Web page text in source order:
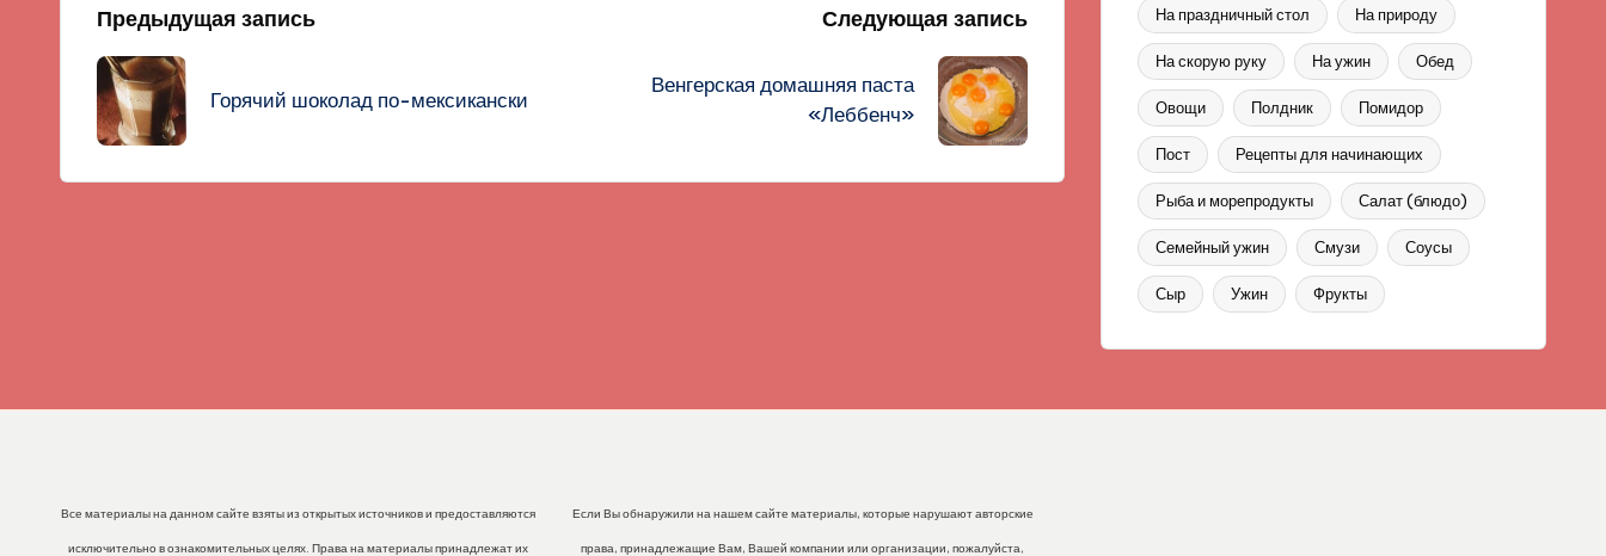
Навигация
записи
Предыдущая запись
Горячий шоколад по-мексикански
Следующая запись
Венгерская домашняя паста
«Леббенч»
На праздничный стол На природу
На скорую руку На ужин Обед
Овощи Полдник Помидор
Пост Рецепты для начинающих
Рыба и морепродукты Салат (блюдо)
Семейный ужин Смузи Соусы
Сыр Ужин Фрукты
Все материалы на данном сайте взяты из открытых источников и предоставляются
исключительно в ознакомительных целях. Права на материалы принадлежат их
Если Вы обнаружили на нашем сайте материалы, которые нарушают авторские
права, принадлежащие Вам, Вашей компании или организации, пожалуйста,